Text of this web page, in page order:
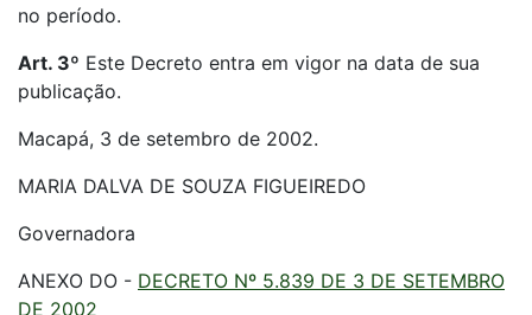
no período.
Art. 3º Este Decreto entra em vigor na data de sua
publicação.
Macapá, 3 de setembro de 2002.
MARIA DALVA DE SOUZA FIGUEIREDO
Governadora
ANEXO DO - DECRETO Nº 5.839 DE 3 DE SETEMBRO
DE 2002